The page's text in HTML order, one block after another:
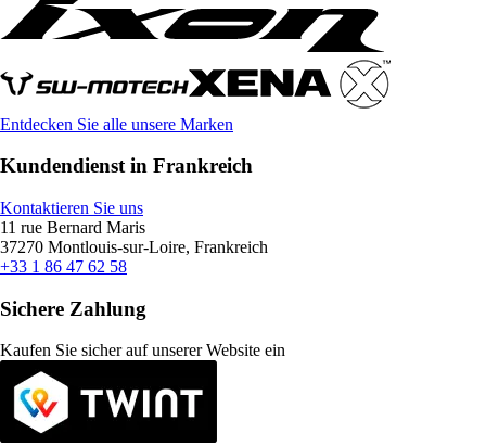
Entdecken Sie alle unsere Marken
Kundendienst in Frankreich
Kontaktieren Sie uns
11 rue Bernard Maris
37270 Montlouis-sur-Loire, Frankreich
+33 1 86 47 62 58
Sichere Zahlung
Kaufen Sie sicher auf unserer Website ein